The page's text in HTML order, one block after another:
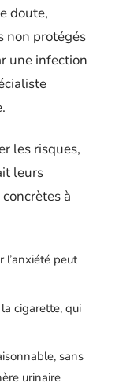
doute,
non protégés
une infection
les risques,
leurs
à
l’anxiété peut
cigarette, qui
sans
urinaire